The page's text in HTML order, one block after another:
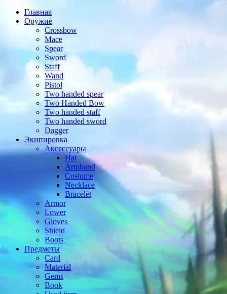
Главная
Оружие
Crossbow
Mace
Spear
Sword
Staff
Wand
Pistol
Two handed spear
Two Handed Bow
Two handed staff
Two handed sword
Dagger
Экипировка
Аксессуары
Hat
Armband
Costume
Necklace
Bracelet
Armor
Lower
Gloves
Shield
Boots
Предметы
Card
Material
Gems
Book